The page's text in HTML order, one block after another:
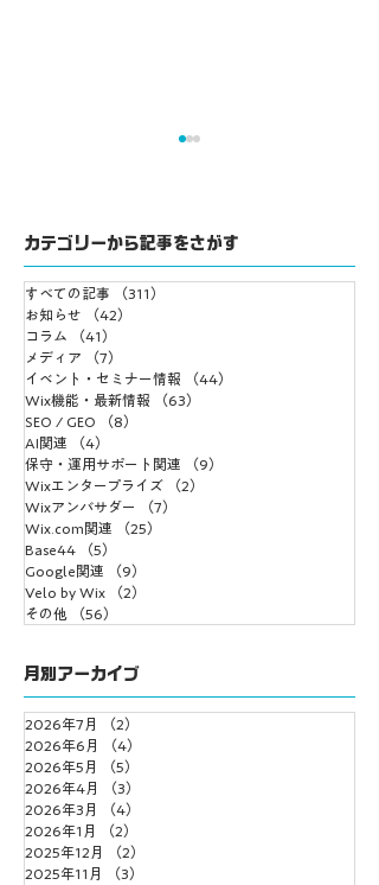
Wix Meetups Tokyo
リアルオフ会開催決
定！
カテゴリーから記事をさがす
すべての記事 （311）
お知らせ
（42）
コラム
（41）
メディア
（7）
イベント・セミナー情報
（44）
Wix機能・最新情報
（63）
SEO / GEO
（8）
AI関連
（4）
保守・運用サポート関連
（9）
Wixエンタープライズ
（2）
Wixアンバサダー
（7）
Wix.com関連
（25）
Base44
（5）
Google関連
（9）
Velo by Wix
（2）
その他
（56）
月別アーカイブ
2026年7月 （2）
2026年6月
（4）
2026年5月
（5）
2026年4月
（3）
2026年3月
（4）
2026年1月
（2）
2025年12月
（2）
2025年11月
（3）